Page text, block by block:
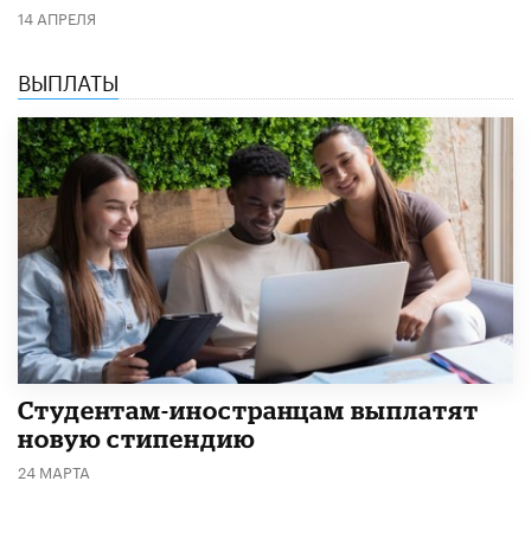
14 АПРЕЛЯ
ВЫПЛАТЫ
Студентам-иностранцам выплатят
новую стипендию
24 МАРТА